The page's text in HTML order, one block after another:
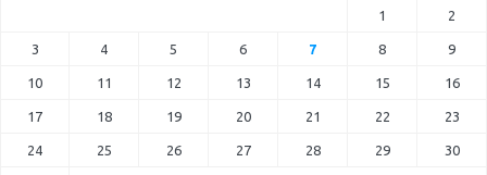
1 2
3 4 5 6 7 8 9
10 11 12 13 14 15 16
17 18 19 20 21 22 23
24 25 26 27 28 29 30